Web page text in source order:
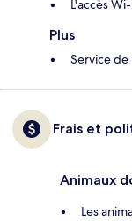
L'accès
Plus
Service de
Frais et
Animaux
Les